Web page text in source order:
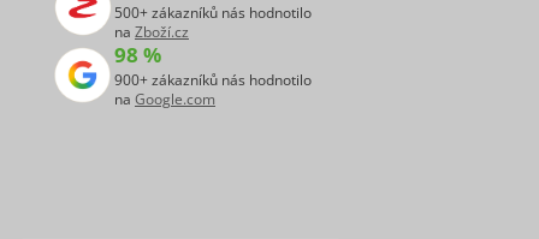
500+ zákazníků nás hodnotilo
na Zboží.cz
98 %
900+ zákazníků nás hodnotilo
na Google.com